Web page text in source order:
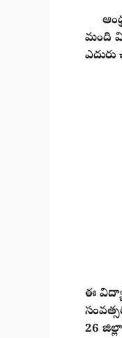
మంది
ఎదురు
ఈ
26